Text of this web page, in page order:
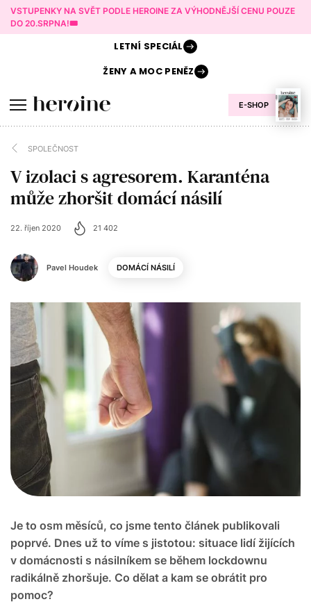
VSTUPENKY NA SVĚT PODLE HEROINE ZA VÝHODNĚJŠÍ CENU POUZE
DO 20.SRPNA!🎟️
E-SHOP
LETNÍ SPECIÁL
ŽENY AMOC PENĚZ
SPOLEČNOST
V izolaci s agresorem. Karanténa
může zhoršit domácí násilí
Pavel Houdek
22. říjen 2020 21 402
DOMÁCÍ NÁSILÍ
Je to osm měsíců, co jsme tento článek publikovali
poprvé. Dnes už to víme s jistotou: situace lidí žijících
v domácnosti s násilníkem se během lockdownu
radikálně zhoršuje. Co dělat a kam se obrátit pro
pomoc?